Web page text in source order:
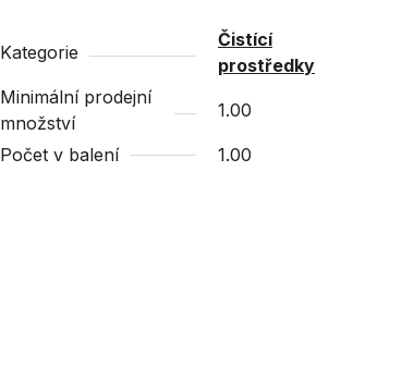
Kategorie
Čistící
prostředky
Minimální prodejní
množství
1.00
Počet v balení 1.00